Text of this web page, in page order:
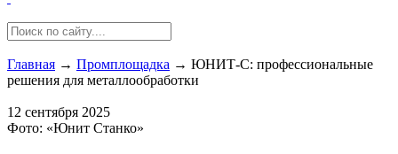
Главная → Промплощадка → ЮНИТ-С: профессиональные
решения для металлообработки
12 сентября 2025
Фото: «Юнит Станко»